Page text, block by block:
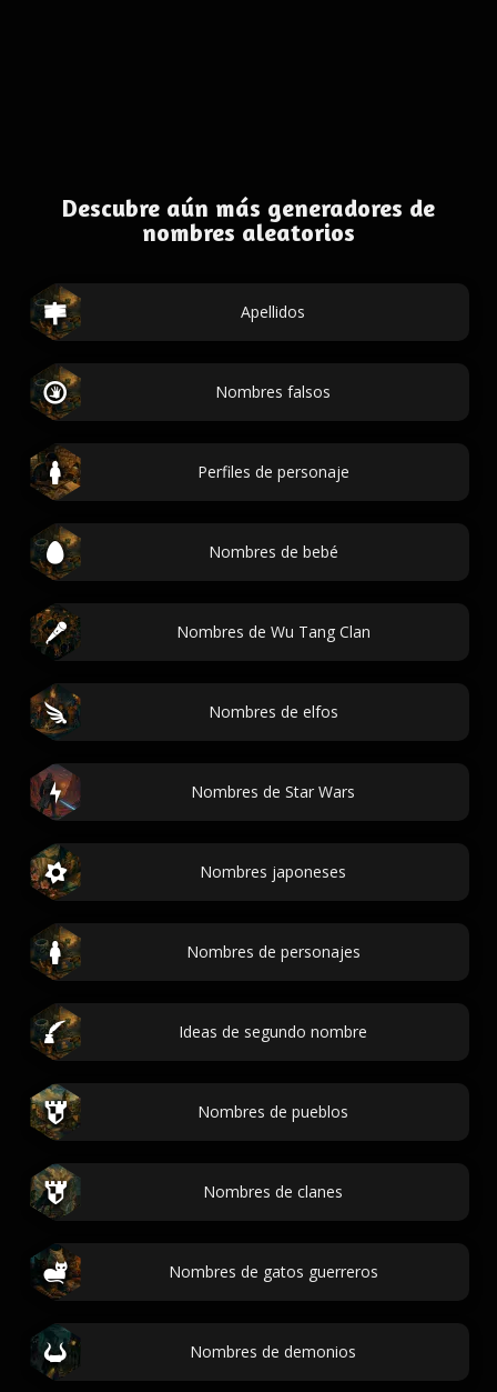
Descubre aún más generadores de
nombres aleatorios
Apellidos
Nombres falsos
Perfiles de personaje
Nombres de bebé
Nombres de Wu Tang Clan
Nombres de elfos
Nombres de Star Wars
Nombres japoneses
Nombres de personajes
Ideas de segundo nombre
Nombres de pueblos
Nombres de clanes
Nombres de gatos guerreros
Nombres de demonios